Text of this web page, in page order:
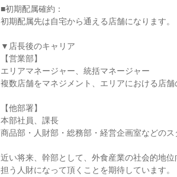
■初期配属確約：
初期配属先は自宅から通える店舗になります。
▼店長後のキャリア
【営業部】
エリアマネージャー、統括マネージャー
複数店舗をマネジメント、エリアにおける店
【他部署】
本部社員、課長
商品部・人財部・総務部・経営企画室などの
近い将来、幹部として、外食産業の社会的地位
担う人財になって頂くことを期待しています。